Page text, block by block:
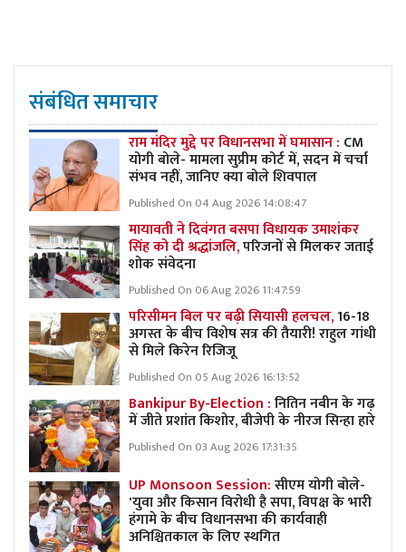
संबंधित समाचार
राम मंदिर मुद्दे पर विधानसभा में घमासान : CM
योगी बोले- मामला सुप्रीम कोर्ट में, सदन में चर्चा
संभव नहीं, जानिए क्या बोले शिवपाल
Published On 04 Aug 2026 14:08:47
मायावती ने दिवंगत बसपा विधायक उमाशंकर
सिंह को दी श्रद्धांजलि,परिजनों से मिलकर जताई
शोक संवेदना
Published On 06 Aug 2026 11:47:59
परिसीमन बिल पर बढ़ी सियासी हलचल,16-18
अगस्त के बीच विशेष सत्र की तैयारी! राहुल गांधी
से मिले किरेन रिजिजू
Published On 05 Aug 2026 16:13:52
Bankipur By-Election :नितिन नबीन के गढ़
में जीते प्रशांत किशोर, बीजेपी के नीरज सिन्हा हारे
Published On 03 Aug 2026 17:31:35
UP Monsoon Session:सीएम योगी बोले-
'युवा और किसान विरोधी है सपा, विपक्ष के भारी
हंगामे के बीच विधानसभा की कार्यवाही
अनिश्चितकाल के लिए स्थगित